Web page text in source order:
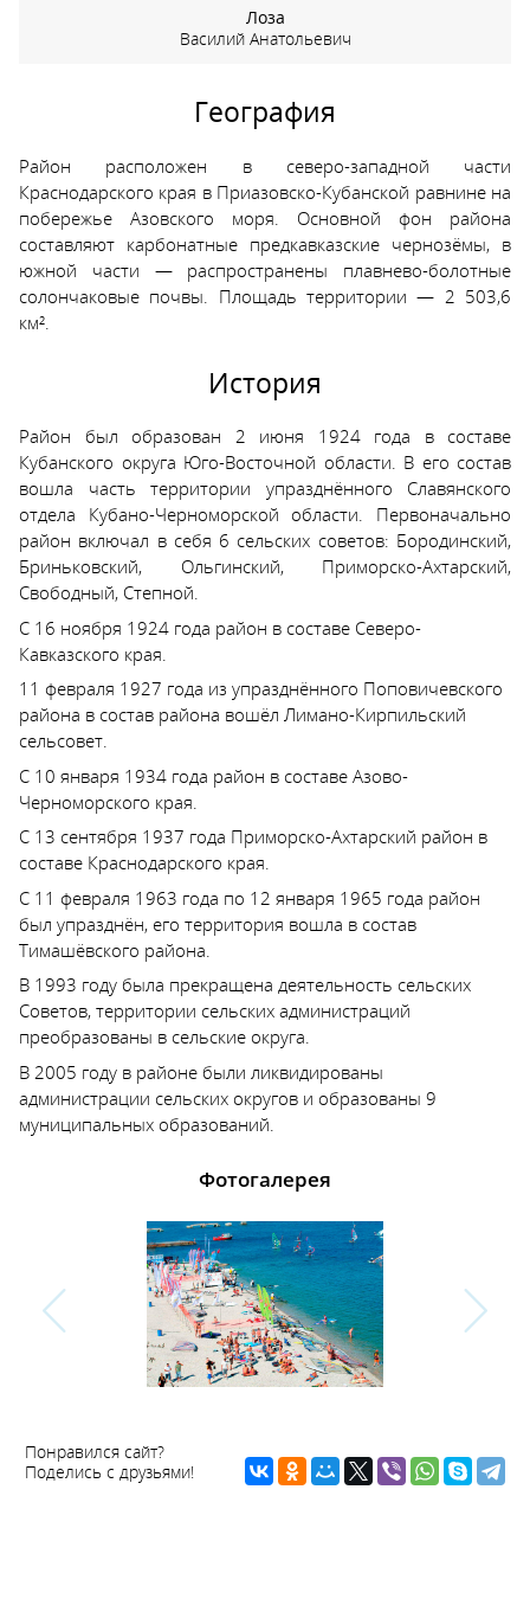
Лоза
Василий Анатольевич
География
Район расположен в северо-западной части
Краснодарского края в Приазовско-Кубанской равнине на
побережье Азовского моря. Основной фон района
составляют карбонатные предкавказские чернозёмы, в
южной части — распространены плавнево-болотные
солончаковые почвы. Площадь территории — 2 503,6
км².
История
Район был образован 2 июня 1924 года в составе
Кубанского округа Юго-Восточной области. В его состав
вошла часть территории упразднённого Славянского
отдела Кубано-Черноморской области. Первоначально
район включал в себя 6 сельских советов: Бородинский,
Бриньковский, Ольгинский, Приморско-Ахтарский,
Свободный, Степной.
С 16 ноября 1924 года район в составе Северо-
Кавказского края.
11 февраля 1927 года из упразднённого Поповичевского
района в состав района вошёл Лимано-Кирпильский
сельсовет.
С 10 января 1934 года район в составе Азово-
Черноморского края.
С 13 сентября 1937 года Приморско-Ахтарский район в
составе Краснодарского края.
С 11 февраля 1963 года по 12 января 1965 года район
был упразднён, его территория вошла в состав
Тимашёвского района.
В 1993 году была прекращена деятельность сельских
Советов, территории сельских администраций
преобразованы в сельские округа.
В 2005 году в районе были ликвидированы
администрации сельских округов и образованы 9
муниципальных образований.
Фотогалерея
Понравился сайт?
Поделись с друзьями!